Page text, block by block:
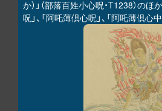
か）」（部落百姓小心呪・T1238）の
呪」、「阿吒薄倶心呪」、「阿吒薄倶心